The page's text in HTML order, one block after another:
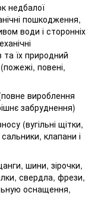
недбалої
пошкодження,
води і сторонніх
їх природний
повені,
вироблення
забруднення)
(вугільні щітки,
клапани і
шини, зірочки,
свердла, фрези,
оснащення,